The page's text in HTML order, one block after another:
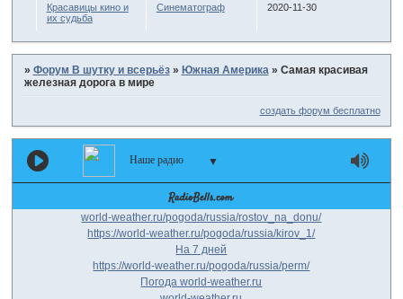
Красавицы кино и
их судьба
Синематограф 2020-11-30
» Форум В шутку и всерьёз » Южная Америка » Самая красивая
железная дорога в мире
создать форум бесплатно
Наше радио ▼
world-weather.ru/pogoda/russia/rostov_na_donu/
https://world-weather.ru/pogoda/russia/kirov_1/
На 7 дней
https://world-weather.ru/pogoda/russia/perm/
Погода world-weather.ru